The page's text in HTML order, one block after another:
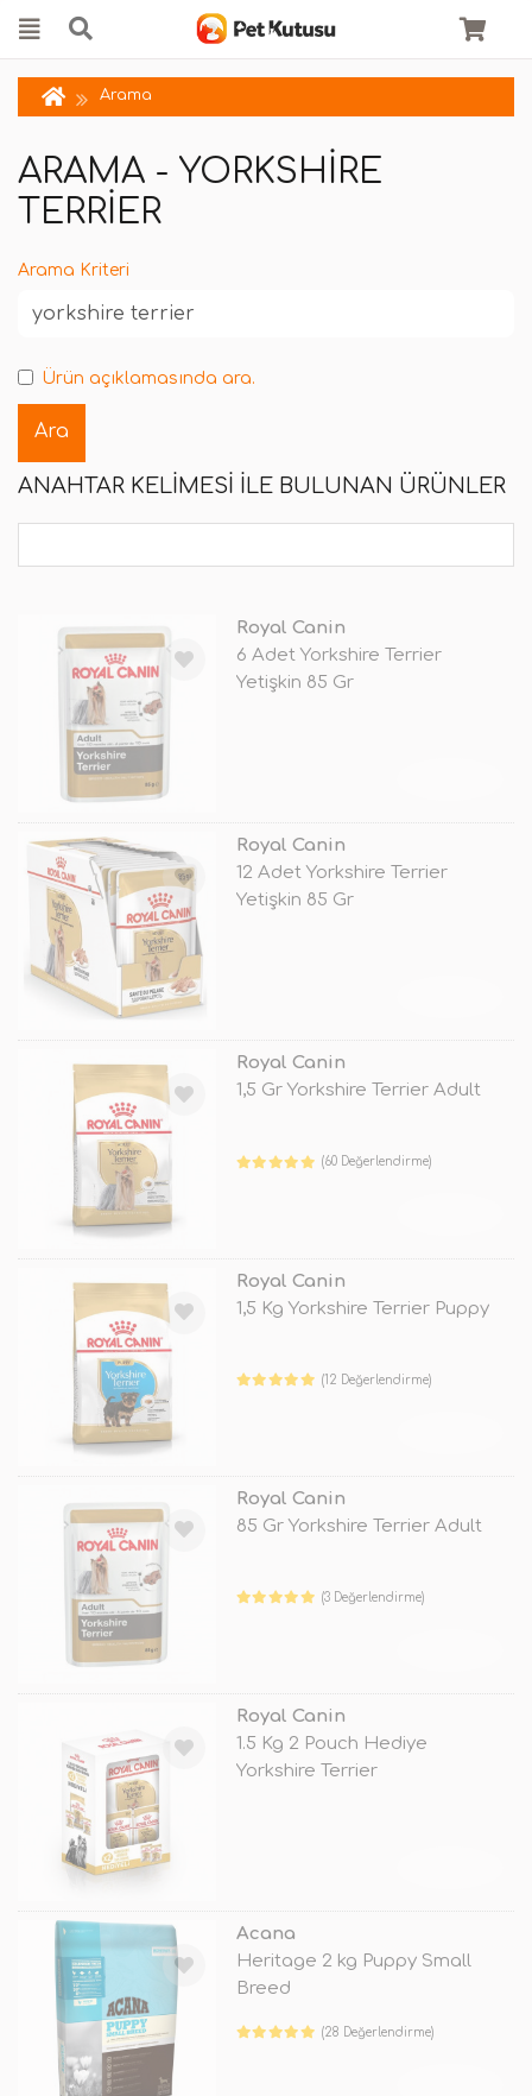
Arama
ARAMA - YORKSHIRE
TERRIER
Arama Kriteri
Ürün açıklamasında ara.
ANAHTAR KELIMESI ILE BULUNAN ÜRÜNLER
Royal Canin
6 Adet Yorkshire Terrier
Yetişkin 85 Gr
Royal Canin
12 Adet Yorkshire Terrier
Yetişkin 85 Gr
Royal Canin
1,5 Gr Yorkshire Terrier Adult
(60 Değerlendirme)
Royal Canin
1,5 Kg Yorkshire Terrier Puppy
(12 Değerlendirme)
Royal Canin
85 Gr Yorkshire Terrier Adult
(3 Değerlendirme)
Royal Canin
1.5 Kg 2 Pouch Hediye
Yorkshire Terrier
Acana
Heritage 2 kg Puppy Small
Breed
(28 Değerlendirme)